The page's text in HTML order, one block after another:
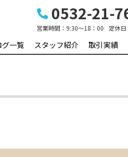
0532-21-
営業時間： 9:30～18：00 定休日
グ一覧 スタッフ紹介 取引実績